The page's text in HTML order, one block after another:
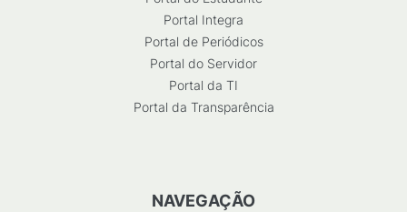
Portal Integra
Portal de Periódicos
Portal do Servidor
Portal da TI
Portal da Transparência
NAVEGAÇÃO